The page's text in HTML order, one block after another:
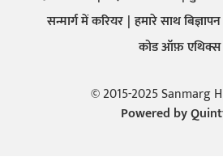
सन्मार्ग में करियर हमारे साथ बिज्ञापन
कोड ऑफ़ एथिक्स
© 2015-2025 Sanmarg
Powered by